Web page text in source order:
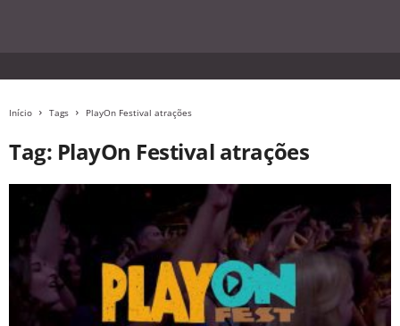
Início Tags PlayOn Festival atrações
Tag: PlayOn Festival atrações